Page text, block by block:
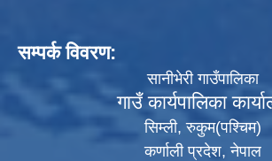
सम्पर्क विवरण:
सानीभेरी गाउँपालिका
गाउँ कार्यपालिका
सिम्ली, रुकुम(पश्‍चिम)
कर्णाली प्रदेश, नेपाल